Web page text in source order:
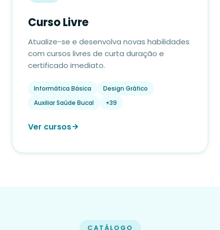
Curso Livre
Atualize-se e desenvolva novas habilidades
com cursos livres de curta duração e
certificado imediato.
Informática Básica
Design Gráfico
Auxiliar Saúde Bucal
+39
Ver cursos
CATÁLOGO